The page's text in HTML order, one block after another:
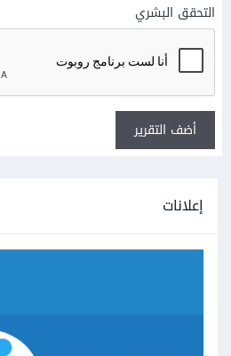
التحقق البشري
أضف التقرير
إعلانات